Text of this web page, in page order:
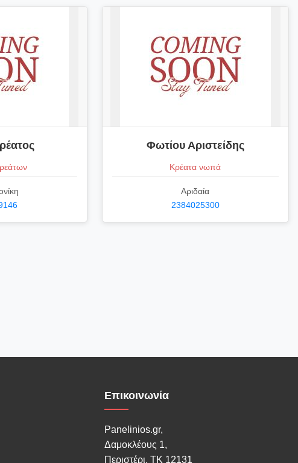
Φωτίου Αριστείδης
Κρέατα νωπά
Αριδαία
2384025300
Επικοινωνία
Panelinios.gr,
Δαμοκλέους 1,
Περιστέρι, ΤΚ 12131